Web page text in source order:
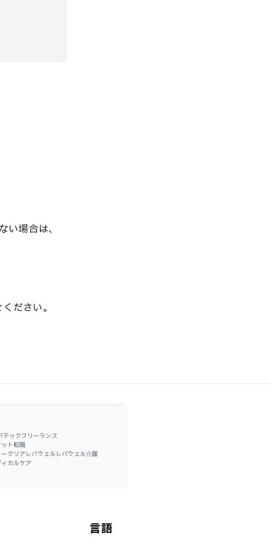
い場合は、
ださい。
テックフリーランス
ト転職
ークリア レバウェル レバウェル介護
カルケア
言語